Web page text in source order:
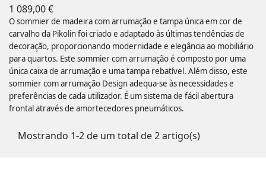
1 089,00 €Preço
O sommier de madeira com arrumação e tampa única em cor de
carvalho da Pikolin foi criado e adaptado às últimas tendências de
decoração, proporcionando modernidade e elegância ao mobiliário
para quartos. Este sommier com arrumação é composto por uma
única caixa de arrumação e uma tampa rebatível. Além disso, este
sommier com arrumação Design adequa-se às necessidades e
preferências de cada utilizador. É um sistema de fácil abertura
frontal através de amortecedores pneumáticos.
Mostrando 1-2 de um total de 2 artigo(s)